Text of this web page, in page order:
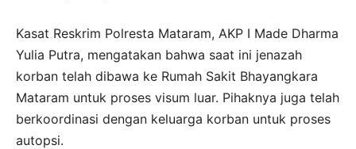
Kasat Reskrim Polresta Mataram, AKP I Made Dharma
Yulia Putra, mengatakan bahwa saat ini jenazah
korban telah dibawa ke Rumah Sakit Bhayangkara
Mataram untuk proses visum luar. Pihaknya juga telah
berkoordinasi dengan keluarga korban untuk proses
autopsi.